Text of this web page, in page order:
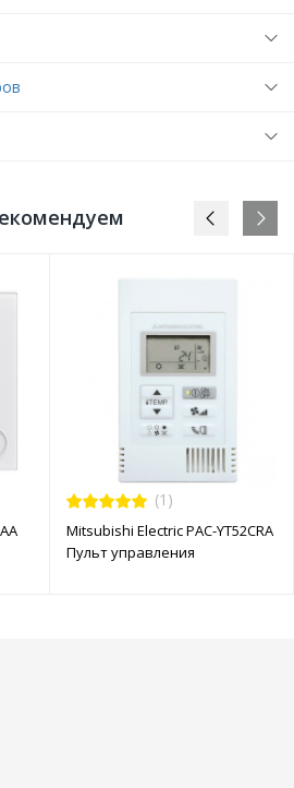
(1)
Mitsubishi Electric PAC-YT52CRA
Пульт управления